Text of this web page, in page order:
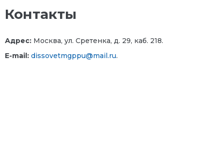
Контакты
Адрес: Москва, ул. Сретенка, д. 29, каб. 218.
E-mail: dissovetmgppu@mail.ru.